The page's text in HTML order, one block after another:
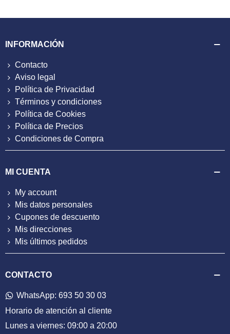
INFORMACIÓN
Contacto
Aviso legal
Política de Privacidad
Términos y condiciones
Política de Cookies
Política de Precios
Condiciones de Compra
MI CUENTA
My account
Mis datos personales
Cupones de descuento
Mis direcciones
Mis últimos pedidos
CONTACTO
WhatsApp: 693 50 30 03
Horario de atención al cliente
Lunes a viernes: 09:00 a 20:00